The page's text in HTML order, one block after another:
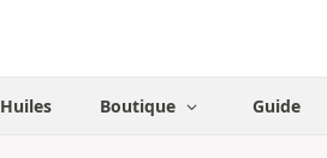
Huiles Boutique Guide